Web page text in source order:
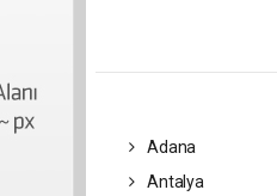
Adana
Antalya